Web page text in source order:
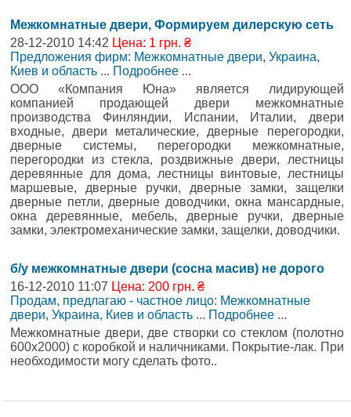
Межкомнатные двери, Формируем дилерскую сеть
28-12-2010 14:42 Цена: 1 грн. ₴
Предложения фирм: Межкомнатные двери, Украина,
Киев и область ... Подробнее ...
ООО «Компания Юна» является лидирующей
компанией продающей двери межкомнатные
производства Финляндии, Испании, Италии, двери
входные, двери металические, дверные перегородки,
дверные системы, перегородки межкомнатные,
перегородки из стекла, роздвижные двери, лестницы
деревянные для дома, лестницы винтовые, лестницы
маршевые, дверные ручки, дверные замки, защелки
дверные петли, дверные доводчики, окна мансардные,
окна деревянные, мебель, дверные ручки, дверные
замки, электромеханические замки, защелки, доводчики.
б/у межкомнатные двери (сосна масив) не дорого
16-12-2010 11:07 Цена: 200 грн. ₴
Продам, предлагаю - частное лицо: Межкомнатные
двери, Украина, Киев и область ... Подробнее ...
Межкомнатные двери, две створки со стеклом (полотно
600х2000) с коробкой и наличниками. Покрытие-лак. При
необходимости могу сделать фото..